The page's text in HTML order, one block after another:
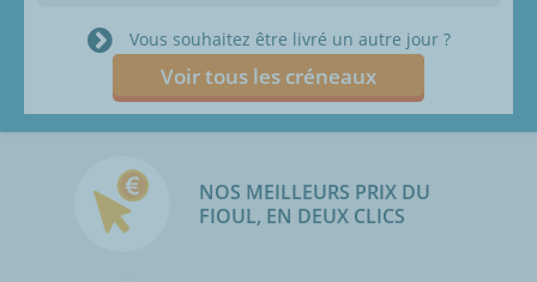
Vous souhaitez être livré un autre jour ?
Voir tous les créneaux
NOS MEILLEURS PRIX DU
FIOUL, EN DEUX CLICS